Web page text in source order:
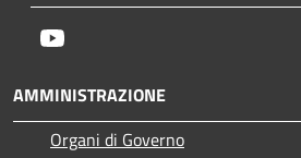
AMMINISTRAZIONE
Organi di Governo